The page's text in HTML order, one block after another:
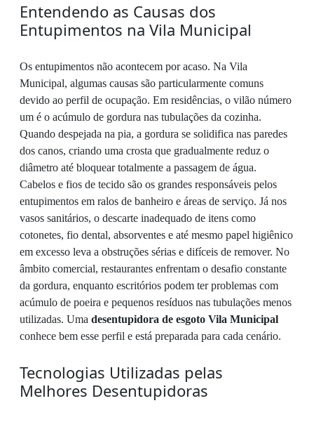
Entendendo as Causas dos
Entupimentos na Vila Municipal
Os entupimentos não acontecem por acaso. Na Vila
Municipal, algumas causas são particularmente comuns
devido ao perfil de ocupação. Em residências, o vilão número
um é o acúmulo de gordura nas tubulações da cozinha.
Quando despejada na pia, a gordura se solidifica nas paredes
dos canos, criando uma crosta que gradualmente reduz o
diâmetro até bloquear totalmente a passagem de água.
Cabelos e fios de tecido são os grandes responsáveis pelos
entupimentos em ralos de banheiro e áreas de serviço. Já nos
vasos sanitários, o descarte inadequado de itens como
cotonetes, fio dental, absorventes e até mesmo papel higiênico
em excesso leva a obstruções sérias e difíceis de remover. No
âmbito comercial, restaurantes enfrentam o desafio constante
da gordura, enquanto escritórios podem ter problemas com
acúmulo de poeira e pequenos resíduos nas tubulações menos
utilizadas. Uma desentupidora de esgoto Vila Municipal
conhece bem esse perfil e está preparada para cada cenário.
Tecnologias Utilizadas pelas
Melhores Desentupidoras